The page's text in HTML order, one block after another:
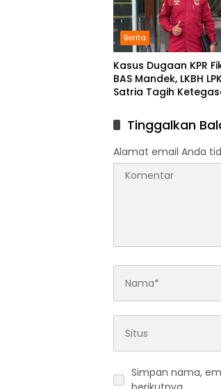
Berita
Kasus Dugaan KPR
BAS Mandek, LKBH
Satria Tagih
Tinggalkan
Alamat email Anda
Simpan nama,